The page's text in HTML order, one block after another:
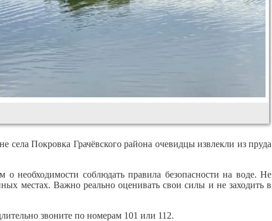
Покровка Грачёвского района очевидцы извлекли из пруда
необходимости соблюдать правила безопасности на воде. Не
местах. Важно реально оценивать свои силы и не заходить в
звоните по номерам 101 или 112.